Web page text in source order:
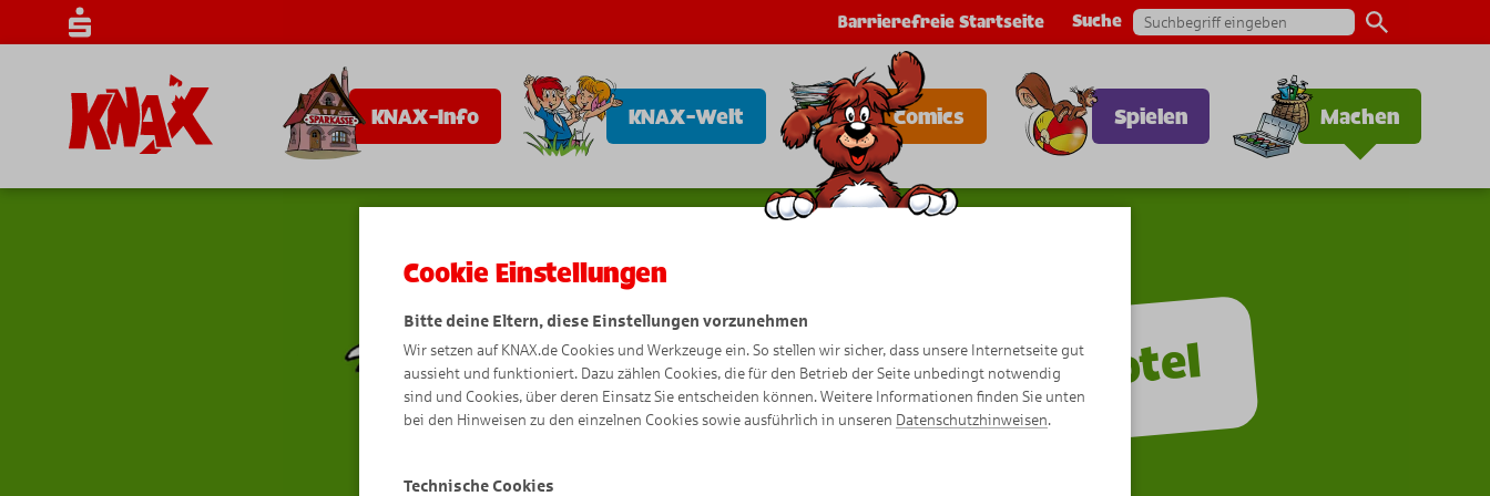
Barrierefreie Startseite Suche
KNAX-Info KNAX-Welt Comics Spielen Machen
Kikis Insektenhotel
Cookie Einstellungen
Bitte deine Eltern, diese Einstellungen vorzunehmen
Wir setzen auf KNAX.de Cookies und Werkzeuge ein. So stellen wir sicher, dass unsere Internetseite gut
aussieht und funktioniert. Dazu zählen Cookies, die für den Betrieb der Seite unbedingt notwendig
sind und Cookies, über deren Einsatz Sie entscheiden können. Weitere Informationen finden Sie unten
bei den Hinweisen zu den einzelnen Cookies sowie ausführlich in unseren Datenschutzhinweisen.
Technische Cookies